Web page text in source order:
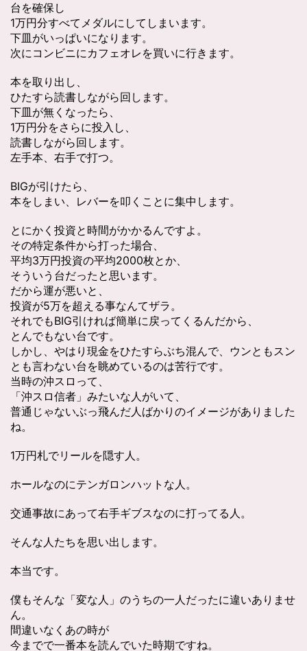
台を確保し
1万円分すべてメダルにしてしまいます。
下皿がいっぱいになります。
次にコンビニにカフェオレを買いに行きます。
本を取り出し、
ひたすら読書しながら回します。
下皿が無くなったら、
1万円分をさらに投入し、
読書しながら回します。
左手本、右手で打つ。
BIGが引けたら、
本をしまい、レバーを叩くことに集中します。
とにかく投資と時間がかかるんですよ。
その特定条件から打った場合、
平均3万円投資の平均2000枚とか、
そういう台だったと思います。
だから運が悪いと、
投資が5万を超える事なんてザラ。
それでもBIG引ければ簡単に戻ってくるんだから、
とんでもない台です。
しかし、やはり現金をひたすらぶち混んで、ウンともスン
とも言わない台を眺めているのは苦行です。
当時の沖スロって、
「沖スロ信者」みたいな人がいて、
普通じゃないぶっ飛んだ人ばかりのイメージがありました
ね。
1万円札でリールを隠す人。
ホールなのにテンガロンハットな人。
交通事故にあって右手ギブスなのに打ってる人。
そんな人たちを思い出します。
本当です。
僕もそんな「変な人」のうちの一人だったに違いありませ
ん。
間違いなくあの時が
今までで一番本を読んでいた時期ですね。